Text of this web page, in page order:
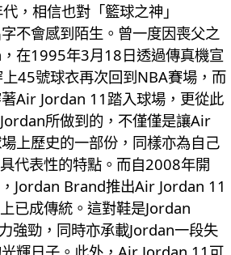
，相信也對「籃球之神」
不會感到陌生。曾一度因喪父之
在1995年3月18日透過傳真機宣
45號球衣再次回到NBA賽場，而
Air Jordan 11踏入球場，更從此
所做到的，不僅僅是讓Air
上歷史的一部份，同樣亦為自己
代表性的特點。而自2008年開
Jordan Brand推出Air Jordan 11
已成傳統。這對鞋是Jordan
強勁，同時亦承載Jordan一段失